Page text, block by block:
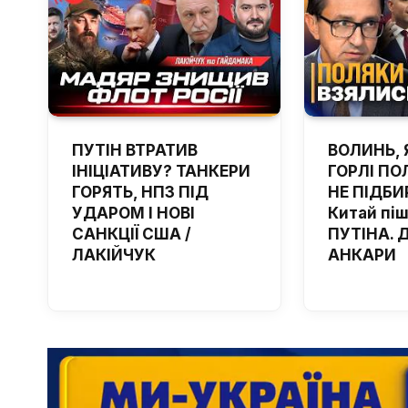
ПУТІН ВТРАТИВ
ІНІЦІАТИВУ? ТАНКЕРИ
ГОРЯТЬ, НПЗ ПІД
УДАРОМ І НОВІ
САНКЦІЇ США /
ЛАКІЙЧУК
ВОЛИНЬ,
ГОРЛІ
НЕ
Китай
ПУТІНА.
АНКАРИ